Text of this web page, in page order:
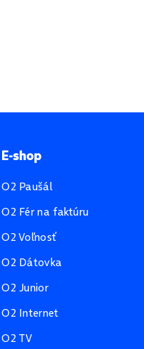
E-shop
O2 Paušál
O2 Fér na faktúru
O2 Voľnosť
O2 Dátovka
O2 Junior
O2 Internet
O2 TV